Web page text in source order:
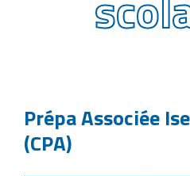
Prépa Associée
(CPA)